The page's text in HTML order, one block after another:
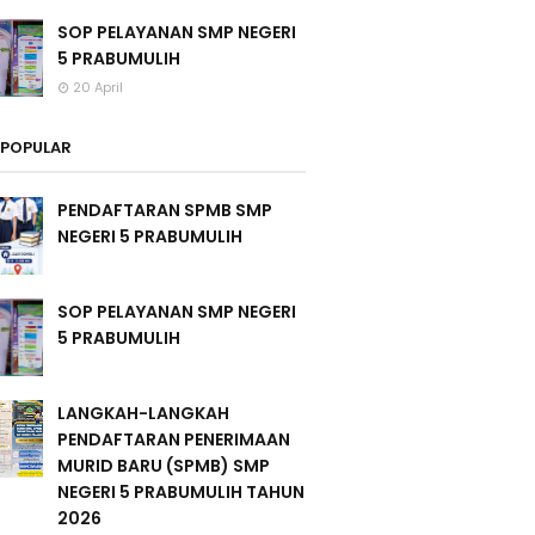
SOP PELAYANAN SMP NEGERI
5 PRABUMULIH
20 April
PENDAFTARAN SPMB SMP
NEGERI 5 PRABUMULIH
SOP PELAYANAN SMP NEGERI
5 PRABUMULIH
LANGKAH-LANGKAH
PENDAFTARAN PENERIMAAN
MURID BARU (SPMB) SMP
NEGERI 5 PRABUMULIH TAHUN
2026